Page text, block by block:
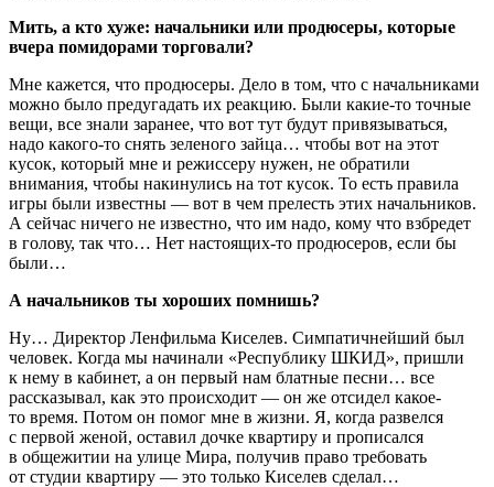
Мить, а кто хуже: начальники или продюсеры, которые
вчера помидорами торговали?
Мне кажется, что продюсеры. Дело в том, что с начальниками
можно было предугадать их реакцию. Были какие-то точные
вещи, все знали заранее, что вот тут будут привязываться,
надо какого-то снять зеленого зайца… чтобы вот на этот
кусок, который мне и режиссеру нужен, не обратили
внимания, чтобы накинулись на тот кусок. То есть правила
игры были известны — вот в чем прелесть этих начальников.
А сейчас ничего не известно, что им надо, кому что взбредет
в голову, так что… Нет настоящих-то продюсеров, если бы
были…
А начальников ты хороших помнишь?
Ну… Директор Ленфильма Киселев. Симпатичнейший был
человек. Когда мы начинали «Республику ШКИД», пришли
к нему в кабинет, а он первый нам блатные песни… все
рассказывал, как это происходит — он же отсидел какое-
то время. Потом он помог мне в жизни. Я, когда развелся
с первой женой, оставил дочке квартиру и прописался
в общежитии на улице Мира, получив право требовать
от студии квартиру — это только Киселев сделал…